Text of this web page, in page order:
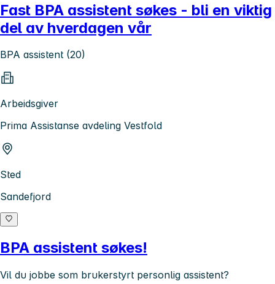
Fast BPA assistent søkes - bli en viktig
del av hverdagen vår
BPA assistent (20)
Arbeidsgiver
Prima Assistanse avdeling Vestfold
Sted
Sandefjord
BPA assistent søkes!
Vil du jobbe som brukerstyrt personlig assistent?